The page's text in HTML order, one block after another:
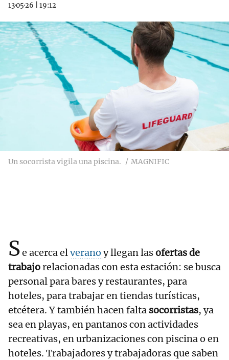
13·05·26 19:12
Un socorrista vigila una piscina. MAGNIFIC
Se acerca elverano y llegan lasofertas de
trabajorelacionadas con esta estación: se busca
personal para bares y restaurantes, para
hoteles, para trabajar en tiendas turísticas,
etcétera. Y también hacen falta socorristas, ya
sea en playas, en pantanos con actividades
recreativas, en urbanizaciones con piscina o en
hoteles. Trabajadores y trabajadoras que saben